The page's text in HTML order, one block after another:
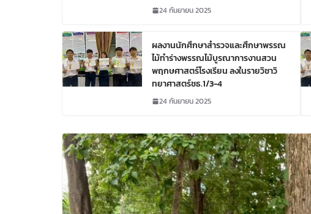
24 กันยายน 2025
ผลงานนักศึกษาสำรวจและศึกษาพรรณ
ไม้ทำร่างพรรณไม้บูรณาการงานสวน
พฤกษศาสตร์โรงเรียน ลงในรายวิชาวิ
ทยาศาสตร์ชธ.1/3-4
24 กันยายน 2025